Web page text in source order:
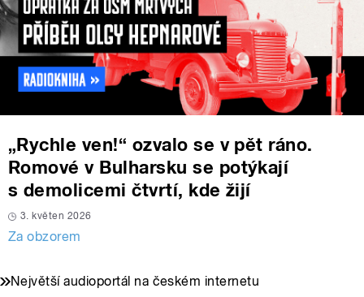
„Rychle ven!“ ozvalo se v pět ráno.
Romové v Bulharsku se potýkají
s demolicemi čtvrtí, kde žijí
3. květen 2026
Za obzorem
Největší audioportál na českém internetu